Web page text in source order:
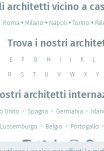
architetti vicino a
Roma • Milano • Napoli • Torino •
Trova i nostri
E F G H K L
R S T U V W X Y
architetti
Unito • Spagna • Germania •
Lussemburgo • Belgio • Portogallo •